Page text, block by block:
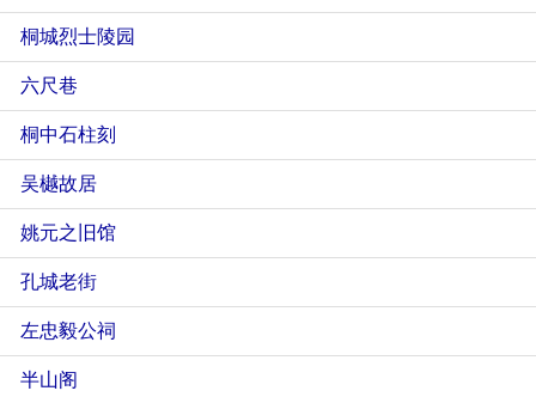
桐城烈士陵园
六尺巷
桐中石柱刻
吴樾故居
姚元之旧馆
孔城老街
左忠毅公祠
半山阁